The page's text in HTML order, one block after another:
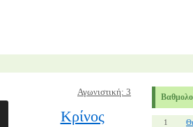
Αγωνιστική: 3
Κρίνος 1